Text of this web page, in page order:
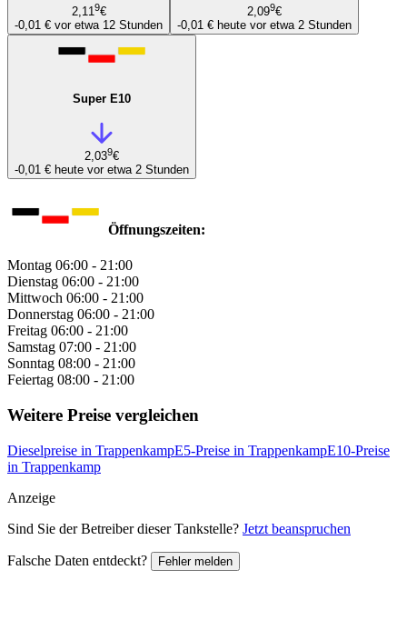
2,119€
-0,01 € vor etwa 12 Stunden
2,099€
-0,01 € heute vor etwa 2 Stunden
Super E10
2,039€
-0,01 € heute vor etwa 2 Stunden
Öffnungszeiten:
Montag 06:00 - 21:00
Dienstag 06:00 - 21:00
Mittwoch 06:00 - 21:00
Donnerstag 06:00 - 21:00
Freitag 06:00 - 21:00
Samstag 07:00 - 21:00
Sonntag 08:00 - 21:00
Feiertag 08:00 - 21:00
Weitere Preise vergleichen
Dieselpreise in TrappenkampE5-Preise in TrappenkampE10-Preise
in Trappenkamp
Anzeige
Sind Sie der Betreiber dieser Tankstelle? Jetzt beanspruchen
Falsche Daten entdeckt? Fehler melden